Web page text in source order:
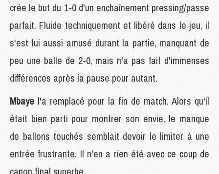
crée le but du 1-0 d'un enchaînement pressing/passe
parfait. Fluide techniquement et libéré dans le jeu, il
s'est lui aussi amusé durant la partie, manquant de
peu une balle de 2-0, mais n'a pas fait d'immenses
différences après la pause pour autant.
Mbaye l'a remplacé pour la fin de match. Alors qu'il
était bien parti pour montrer son envie, le manque
de ballons touchés semblait devoir le limiter à une
entrée frustrante. Il n'en a rien été avec ce coup de
canon final superbe.